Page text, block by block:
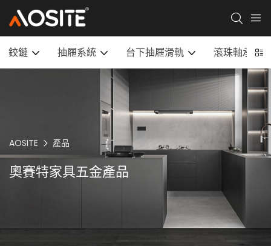
鉸鏈 抽屜系統 台下抽屜滑軌 滾珠軸承滑軌
AOSITE 產品
奧賽特家具五金產品